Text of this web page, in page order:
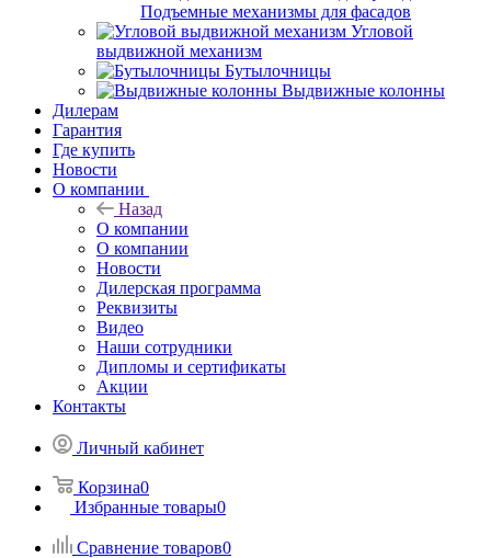
Подъемные механизмы для фасадов
Угловой
выдвижной механизм
Бутылочницы
Выдвижные колонны
Дилерам
Гарантия
Где купить
Новости
О компании
Назад
О компании
О компании
Новости
Дилерская программа
Реквизиты
Видео
Наши сотрудники
Дипломы и сертификаты
Акции
Контакты
Личный кабинет
Корзина0
Избранные товары0
Сравнение товаров0